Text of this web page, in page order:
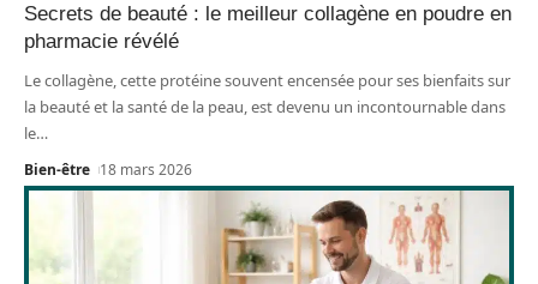
Secrets de beauté : le meilleur collagène en poudre en
pharmacie révélé
Le collagène, cette protéine souvent encensée pour ses bienfaits sur
la beauté et la santé de la peau, est devenu un incontournable dans
le…
Bien-être 18 mars 2026